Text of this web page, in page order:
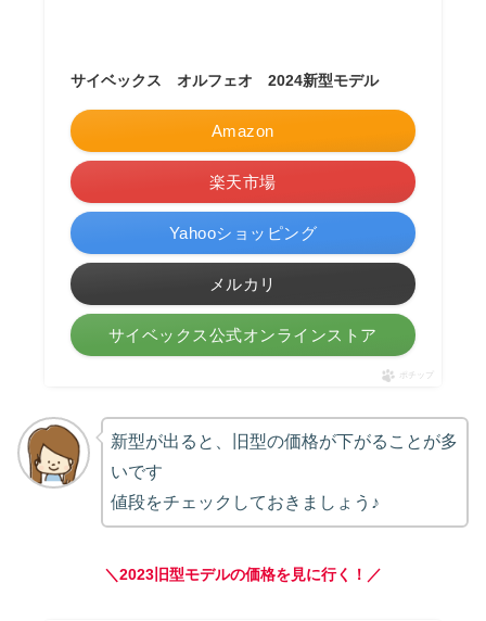
サイベックス オルフェオ 2024新型モデル
Amazon
楽天市場
Yahooショッピング
メルカリ
サイベックス公式オンラインストア
ポチップ
新型が出ると、旧型の価格が下がることが多
いです
値段をチェックしておきましょう♪
＼2023 旧型モデルの価格を見に行く！／